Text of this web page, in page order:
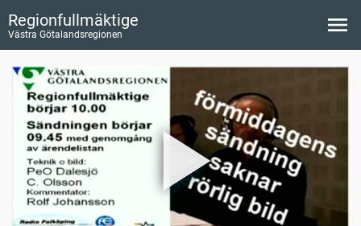
Regionfullmäktige
Västra Götalandsregionen